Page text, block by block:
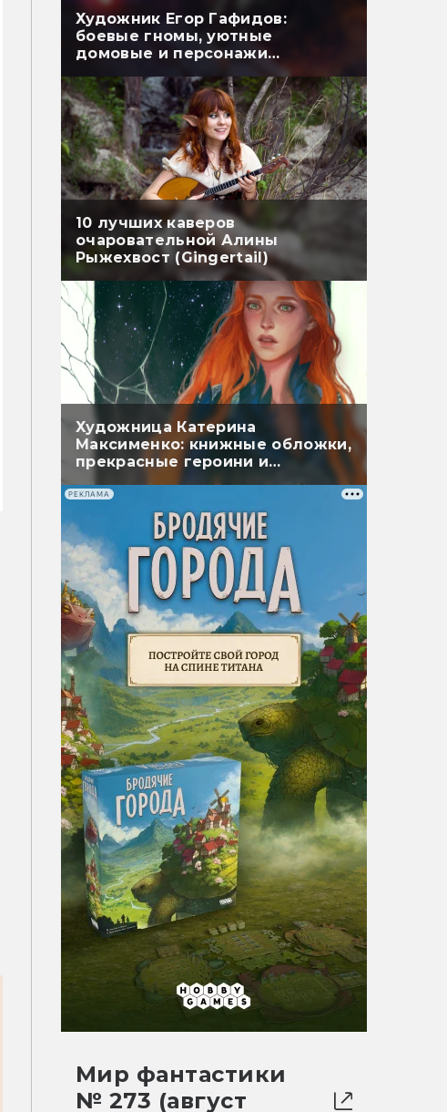
Художник Егор Гафидов:
боевые гномы, уютные
домовые и персонажи
10 лучших каверов
очаровательной Алины
Рыжехвост (Gingertail)
Художница Катерина
Максименко: книжные обложки,
прекрасные героини и
чарующая магия
РЕКЛАМА
Мир фантастики
№ 273 (август